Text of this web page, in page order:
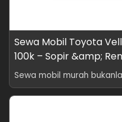
Sewa Mobil Toyota
100k – Sopir &amp;
Sewa mobil murah